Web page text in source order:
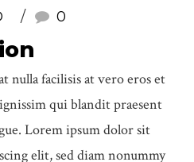
0
nulla facilisis at vero eros et
qui blandit praesent
Lorem ipsum dolor sit
elit, sed diam nonummy